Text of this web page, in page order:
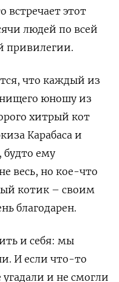
встречает этот
людей по всей
привилегии.
что каждый из
юношу из
хитрый кот
Карабаса и
будто ему
весь, но кое-что
котик – своим
благодарен.
и себя: мы
И если что-то
и не смогли